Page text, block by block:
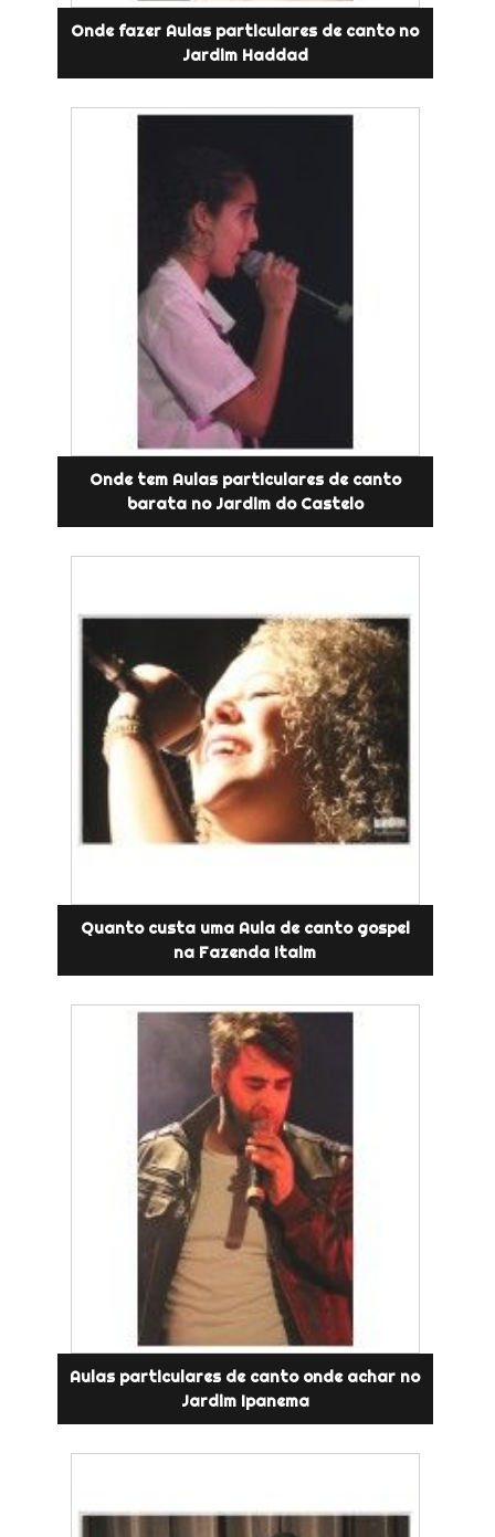
Onde fazer Aulas particulares de canto no
Jardim Haddad
Onde tem Aulas particulares de canto
barata no Jardim do Castelo
Quanto custa uma Aula de canto gospel
na Fazenda Itaim
Aulas particulares de canto onde achar no
Jardim Ipanema